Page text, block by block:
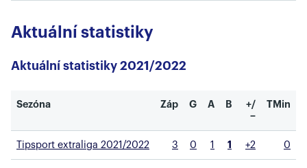
Aktuální statistiky
Aktuální statistiky 2021/2022
Sezóna Záp G A B
+/
−
TMin
Tipsport extraliga 2021/2022 3 0 1 1 +2 0